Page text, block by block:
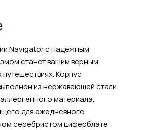
Navigator с надежным
станет вашим верным
Корпус
из нержавеющей стали
материала,
для ежедневного
серебристом циферблате